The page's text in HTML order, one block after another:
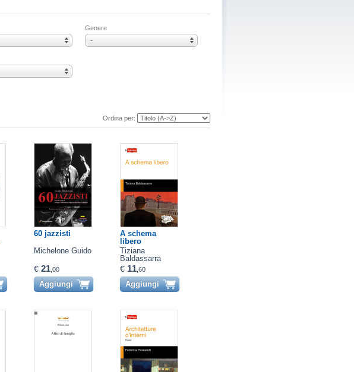
Genere
-
Ordina per:
60 jazzisti
Michelone Guido
€ 21 ,00
Aggiungi
A schema
libero
Tiziana
Baldassarra
€ 11 ,60
Aggiungi